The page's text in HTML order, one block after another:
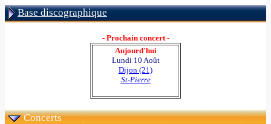
Base discographique
- Prochain concert -
Aujourd'hui
Lundi 10 Août
Dijon (21)
St-Pierre
Concerts